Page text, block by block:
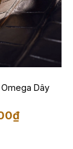
Dây
₫Khoảng
giá: